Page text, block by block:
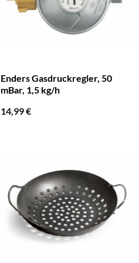
Enders Gasdruckregler, 50
mBar, 1,5 kg/h
14,99€